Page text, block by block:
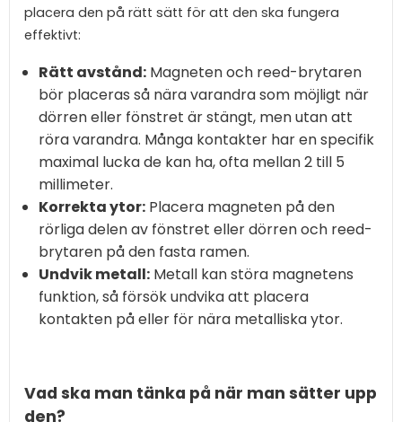
placera den på rätt sätt för att den ska fungera
effektivt:
Rätt avstånd: Magneten och reed-brytaren
bör placeras så nära varandra som möjligt när
dörren eller fönstret är stängt, men utan att
röra varandra. Många kontakter har en specifik
maximal lucka de kan ha, ofta mellan 2 till 5
millimeter.
Korrekta ytor: Placera magneten på den
rörliga delen av fönstret eller dörren och reed-
brytaren på den fasta ramen.
Undvik metall: Metall kan störa magnetens
funktion, så försök undvika att placera
kontakten på eller för nära metalliska ytor.
Vad ska man tänka på när man sätter upp
den?